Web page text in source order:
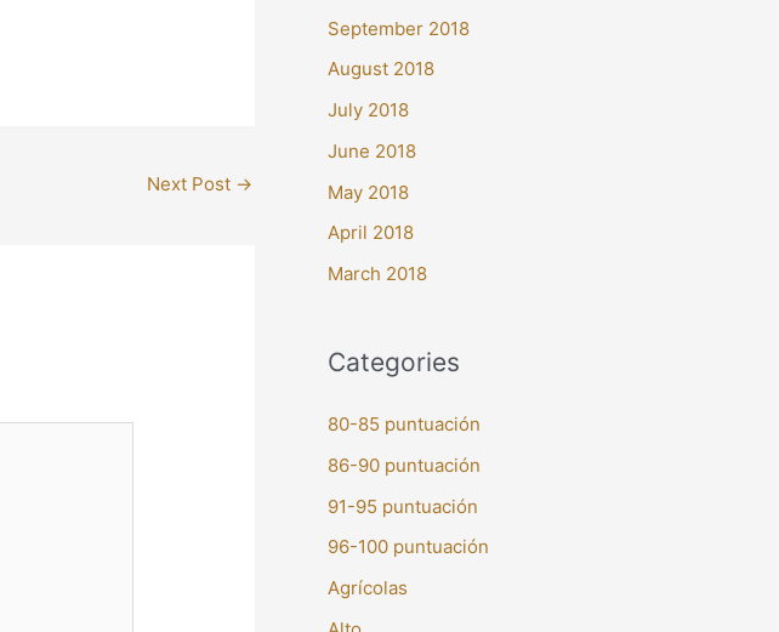
Next Post →
September 2018
August 2018
July 2018
June 2018
May 2018
April 2018
March 2018
Categories
80-85 puntuación
86-90 puntuación
91-95 puntuación
96-100 puntuación
Agrícolas